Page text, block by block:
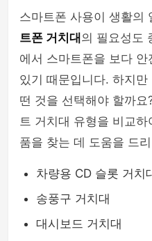
파워핸들/핑거링/충전기
셀카봉 & 블루투스리모컨
스마트폰 사용이 생활의
트폰 거치대 의 필요성도
에서 스마트폰을 보다
있기 때문입니다. 하지
떤 것을 선택해야 할까
트 거치대 유형을 비교
품을 찾는 데 도움을 드
차량용 CD 슬롯 거치
송풍구 거치대
대시보드 거치대